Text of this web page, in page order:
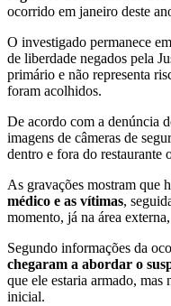
ocorrido em janeiro deste
O investigado permanece em
de liberdade negados pela
primário e não representa
foram acolhidos.
De acordo com a denúncia
imagens de câmeras de
dentro e fora do restaurante
As gravações mostram que
médico e as vítimas,
momento, já na área
Segundo informações da
chegaram a abordar o
que ele estaria armado, mas
inicial.